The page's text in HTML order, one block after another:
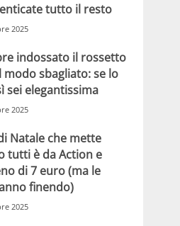
tutto il resto
2025
indossato il rossetto
modo sbagliato: se lo
sei elegantissima
2025
Natale che mette
tutti è da Action e
di 7 euro (ma le
finendo)
2025